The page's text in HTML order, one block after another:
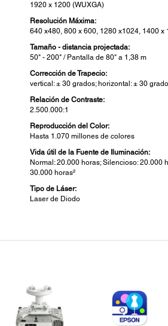
1920 x 1200 (WUXGA)
Resolución Máxima:
640 x480, 800 x 600, 1280 x1024, 1400 x
Tamaño - distancia projectada:
50" - 200" / Pantalla de 80" a 1,38 m
Corrección de Trapecio:
vertical: ± 30 grados; horizontal: ± 30
Relación de Contraste:
2.500.000:1
Reproducción del Color:
Hasta 1.070 millones de colores
Vida útil de la Fuente de Iluminación:
Normal: 20.000 horas; Silencioso: 20.000
30.000 horas²
Tipo de Láser:
Laser de Diodo
1,7
Longitud Focal:
11.76 mm